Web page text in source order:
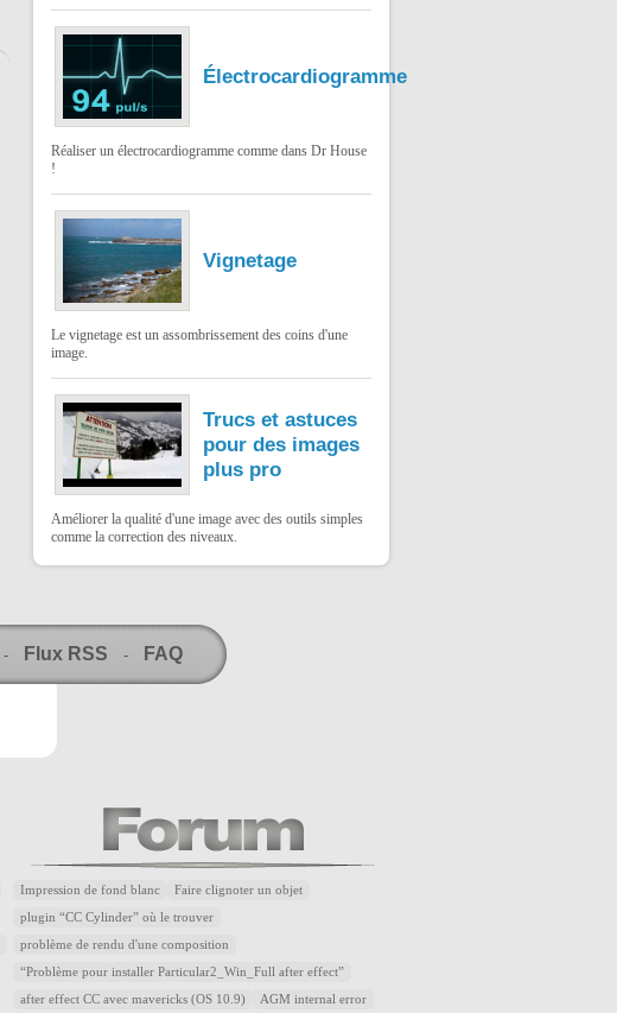
Électrocardiogramme
Réaliser un électrocardiogramme comme dans Dr House
!
Vignetage
Le vignetage est un assombrissement des coins d'une
image.
Trucs et astuces
pour des images
plus pro
Améliorer la qualité d'une image avec des outils simples
comme la correction des niveaux.
- Flux RSS - FAQ
Impression de fond blanc Faire clignoter un objet
plugin “CC Cylinder” où le trouver
problème de rendu d'une composition
“Problème pour installer Particular2_Win_Full after effect”
after effect CC avec mavericks (OS 10.9) AGM internal error